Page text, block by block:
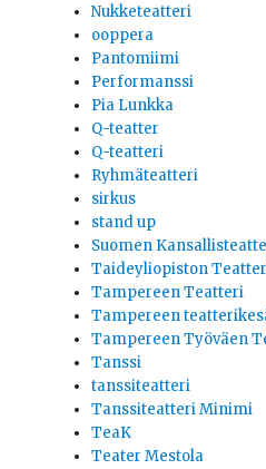
Nukketeatteri
ooppera
Pantomiimi
Performanssi
Pia Lunkka
Q-teatter
Q-teatteri
Ryhmäteatteri
sirkus
stand up
Suomen
Taideyliopiston
Tampereen Teatteri
Tampereen
Tampereen Työväen
Tanssi
tanssiteatteri
Tanssiteatteri Minimi
TeaK
Teater Mestola